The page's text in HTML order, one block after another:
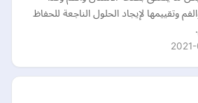
وتقييمها لإيجاد الحلول الناجعة للحفاظ